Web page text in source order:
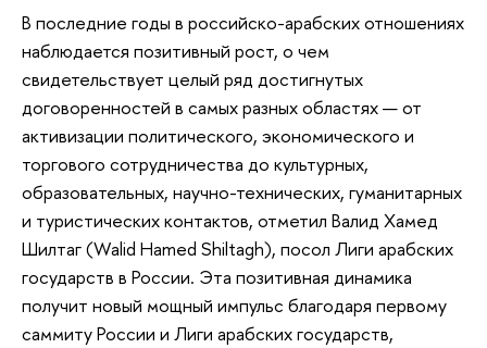
В последние годы в российско-арабских отношениях
наблюдается позитивный рост, о чем
свидетельствует целый ряд достигнутых
договоренностей в самых разных областях — от
активизации политического, экономического и
торгового сотрудничества до культурных,
образовательных, научно-технических, гуманитарных
и туристических контактов, отметил Валид Хамед
Шилтаг (Walid Hamed Shiltagh), посол Лиги арабских
государств в России. Эта позитивная динамика
получит новый мощный импульс благодаря первому
саммиту России и Лиги арабских государств,